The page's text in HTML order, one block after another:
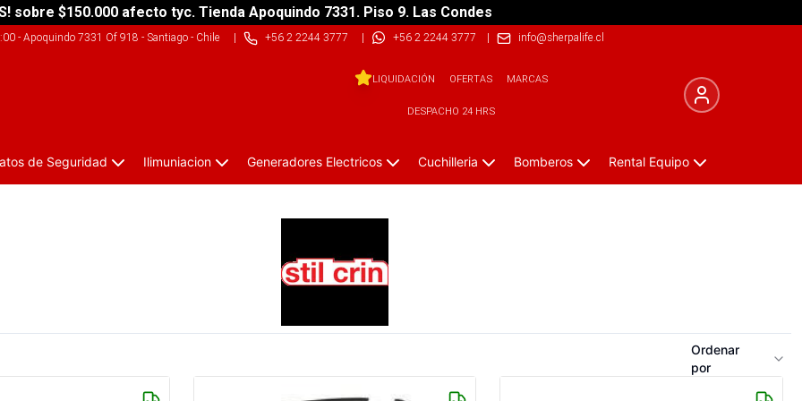
sobre $150.000 afecto tyc. Tienda Apoquindo 7331. Piso 9. Las Condes
- Apoquindo 7331 Of 918 - Santiago - Chile| +56 2 2244 3777 | +56 2 2244 3777 | info@sherpalife.cl
LIQUIDACIÓN OFERTAS MARCAS
DESPACHO 24 HRS
de Seguridad Ilimuniacion Generadores Electricos Cuchilleria Bomberos Rental Equipo
Ordenar
por